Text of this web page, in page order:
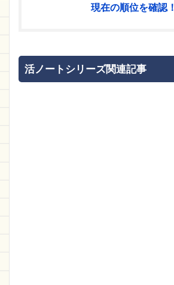
現在の順位を確認！
活ノートシリーズ関連記事